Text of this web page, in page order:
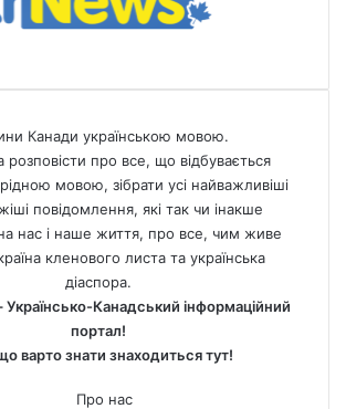
Канади українською мовою.
про все, що відбувається
мовою, зібрати усі найважливіші
повідомлення, які так чи інакше
нас і наше життя, про все, чим живе
кленового листа та українська
діаспора.
Українсько-Канадський інформаційний
портал!
варто знати знаходиться тут!
Про нас